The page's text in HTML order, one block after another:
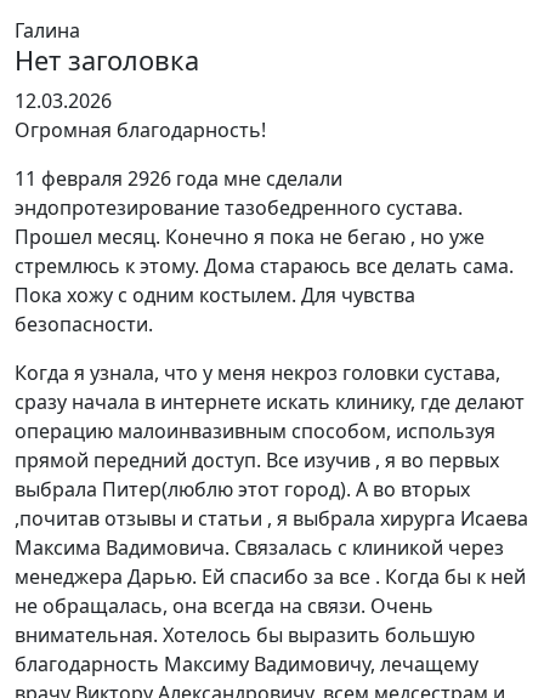
Галина
Нет заголовка
Оценка
5
5
12.03.2026
Огромная благодарность!
11 февраля 2926 года мне сделали
эндопротезирование тазобедренного сустава.
Прошел месяц. Конечно я пока не бегаю , но уже
стремлюсь к этому. Дома стараюсь все делать сама.
Пока хожу с одним костылем. Для чувства
безопасности.
Когда я узнала, что у меня некроз головки сустава,
сразу начала в интернете искать клинику, где делают
операцию малоинвазивным способом, используя
прямой передний доступ. Все изучив , я во первых
выбрала Питер(люблю этот город). А во вторых
,почитав отзывы и статьи , я выбрала хирурга Исаева
Максима Вадимовича. Связалась с клиникой через
менеджера Дарью. Ей спасибо за все . Когда бы к ней
не обращалась, она всегда на связи. Очень
внимательная. Хотелось бы выразить большую
благодарность Максиму Вадимовичу, лечащему